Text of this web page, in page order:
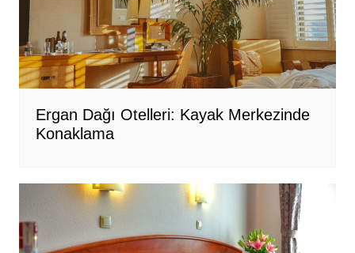
Ergan Dağı Otelleri: Kayak Merkezinde
Konaklama